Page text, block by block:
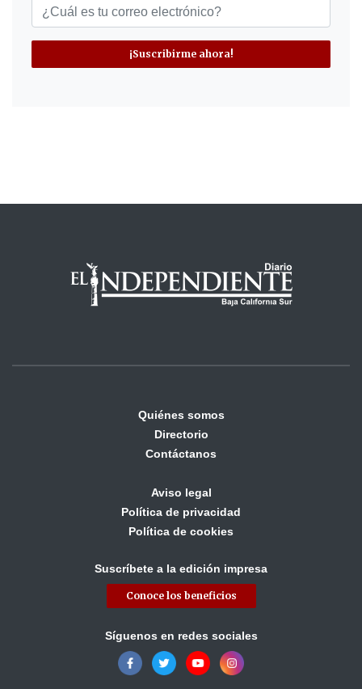
¡Suscribirme ahora!
Quiénes somos
Directorio
Contáctanos
Aviso legal
Política de privacidad
Política de cookies
Suscríbete a la edición impresa
Conoce los beneficios
Síguenos en redes sociales